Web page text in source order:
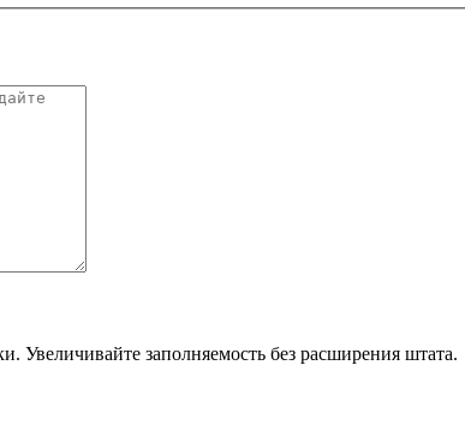
Увеличивайте заполняемость без расширения штата.